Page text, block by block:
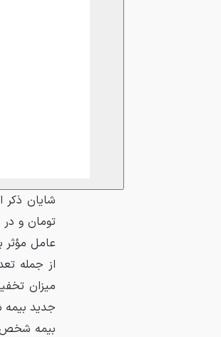
عامل
از جمله
میزان